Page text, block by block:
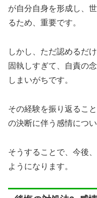
が自分自身を形成し、
るため、重要です。
しかし、ただ認めるだ
固執しすぎて、自責の
しまいがちです。
その経験を振り返るこ
の決断に伴う感情につ
そうすることで、今後
ようになります。